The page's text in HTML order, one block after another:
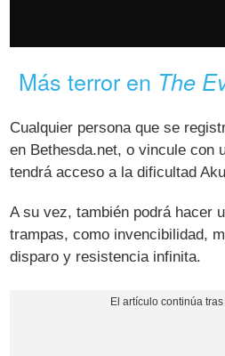
Más terror en The
Cualquier persona que se
en Bethesda.net, o vincule con
tendrá acceso a la dificultad
A su vez, también podrá hacer
trampas, como invencibilidad,
disparo y resistencia infinita.